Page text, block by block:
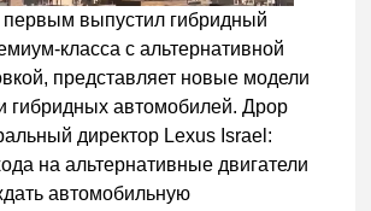
первым выпустил гибридный
класса с альтернативной
представляет новые модели
гибридных автомобилей. Дрор
директор Lexus Israel:
на альтернативные двигатели
автомобильную